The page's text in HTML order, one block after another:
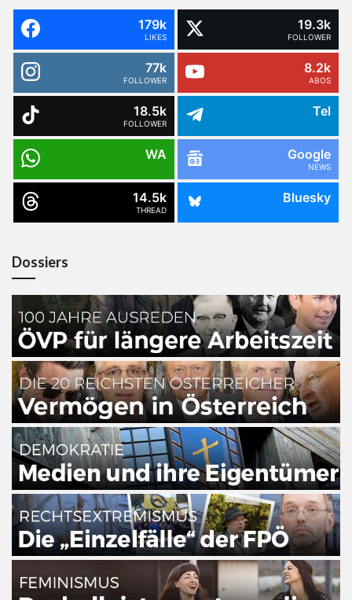
179k
LIKES
19.3k
FOLLOWER
77k
FOLLOWER
8.2k
ABOS
18.5k
FOLLOWER
Tel
WA Google
NEWS
14.5k
THREAD
Bluesky
Dossiers